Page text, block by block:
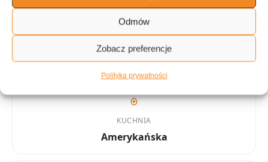
Odmów
Zobacz preferencje
Polityka prywatności
KALORIE KATEGORIA
KUCHNIA
Amerykańska